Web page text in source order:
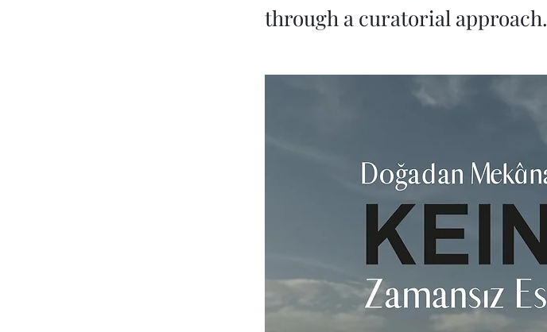
through a curatorial approach.